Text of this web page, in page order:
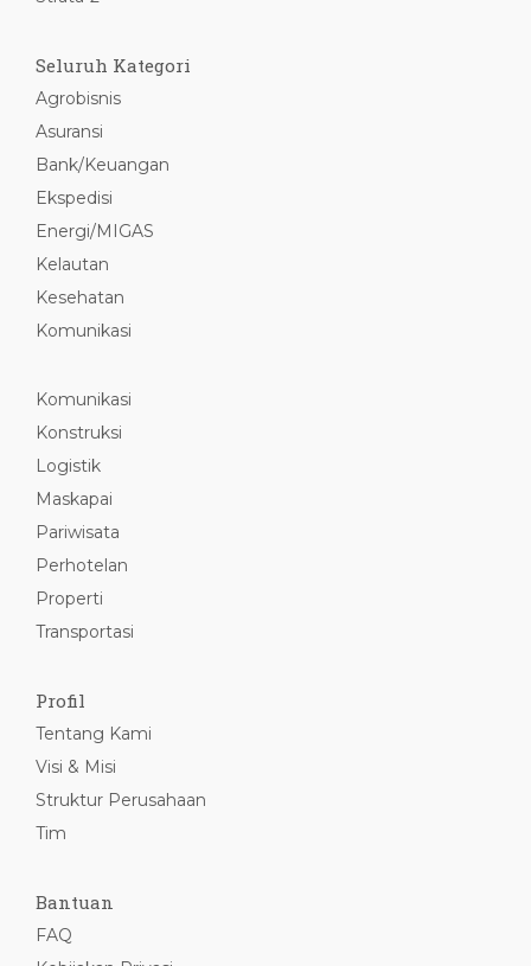
Seluruh Kategori
Agrobisnis
Asuransi
Bank/Keuangan
Ekspedisi
Energi/MIGAS
Kelautan
Kesehatan
Komunikasi
Komunikasi
Konstruksi
Logistik
Maskapai
Pariwisata
Perhotelan
Properti
Transportasi
Profil
Tentang Kami
Visi & Misi
Struktur Perusahaan
Tim
Bantuan
FAQ